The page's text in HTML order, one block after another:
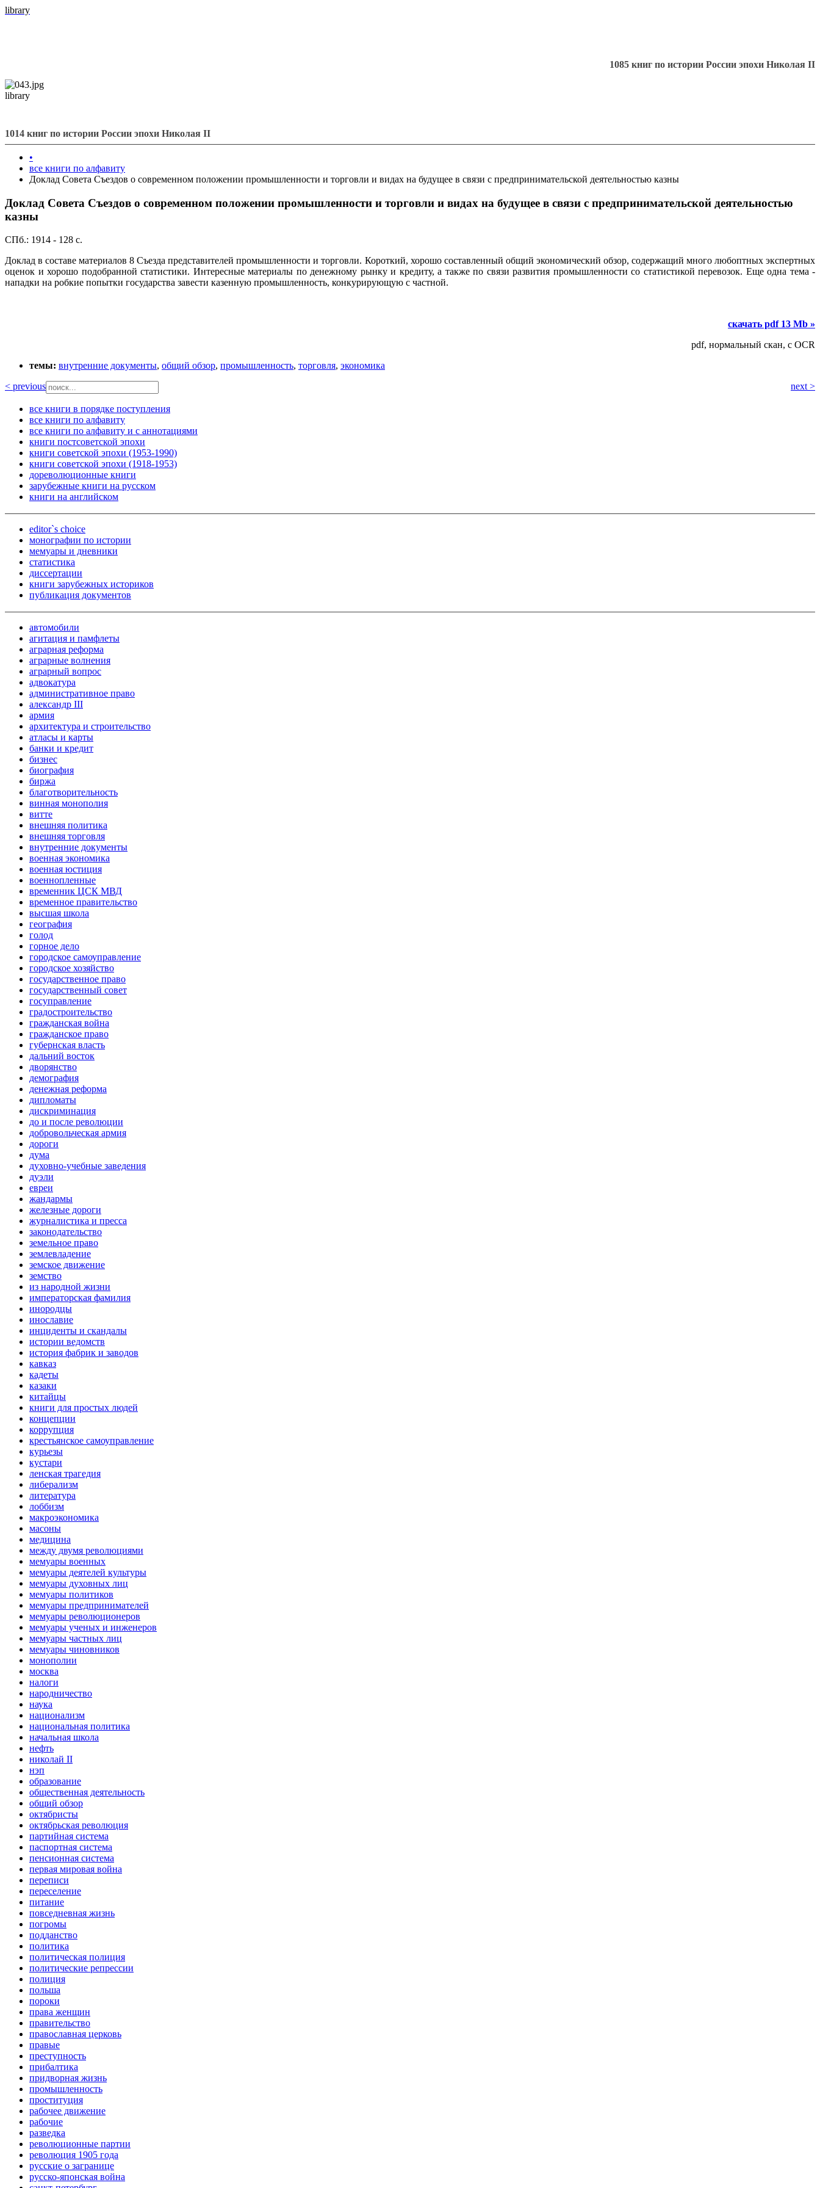
library
1085 книг по истории России эпохи Николая II
library
1014 книг по истории России эпохи Николая II
•
все книги по алфавиту
Доклад Совета Съездов о современном положении промышленности и торговли и видах на будущее в связи с предпринимательской деятельностью казны
Доклад Совета Съездов о современном положении промышленности и торговли и видах на будущее в связи с предпринимательской деятельностью
казны
СПб.: 1914 - 128 с.
Доклад в составе материалов 8 Съезда представителей промышленности и торговли. Короткий, хорошо составленный общий экономический обзор, содержащий много любоптных экспертных
оценок и хорошо подобранной статистики. Интересные материалы по денежному рынку и кредиту, а также по связи развития промышленности со статистикой перевозок. Еще одна тема -
нападки на робкие попытки государства завести казенную промышленность, конкурирующую с частной.
скачать pdf 13 Mb »
pdf, нормальный скан, с OCR
темы: внутренние документы, общий обзор, промышленность, торговля, экономика
< previous
next >
все книги в порядке поступления
все книги по алфавиту
все книги по алфавиту и с аннотациями
книги постсоветской эпохи
книги советской эпохи (1953-1990)
книги советской эпохи (1918-1953)
дореволюционные книги
зарубежные книги на русском
книги на английском
editor`s choice
монографии по истории
мемуары и дневники
статистика
диссертации
книги зарубежных историков
публикация документов
автомобили
агитация и памфлеты
аграрная реформа
аграрные волнения
аграрный вопрос
адвокатура
административное право
александр III
армия
архитектура и строительство
атласы и карты
банки и кредит
бизнес
биография
биржа
благотворительность
винная монополия
витте
внешняя политика
внешняя торговля
внутренние документы
военная экономика
военная юстиция
военнопленные
временник ЦСК МВД
временное правительство
высшая школа
география
голод
горное дело
городское самоуправление
городское хозяйство
государственное право
государственный совет
госуправление
градостроительство
гражданская война
гражданское право
губернская власть
дальний восток
дворянство
демография
денежная реформа
дипломаты
дискриминация
до и после революции
добровольческая армия
дороги
дума
духовно-учебные заведения
дуэли
евреи
жандармы
железные дороги
журналистика и пресса
законодательство
земельное право
землевладение
земское движение
земство
из народной жизни
императорская фамилия
инородцы
инославие
инциденты и скандалы
истории ведомств
история фабрик и заводов
кавказ
кадеты
казаки
китайцы
книги для простых людей
концепции
коррупция
крестьянское самоуправление
курьезы
кустари
ленская трагедия
либерализм
литература
лоббизм
макроэкономика
масоны
медицина
между двумя революциями
мемуары военных
мемуары деятелей культуры
мемуары духовных лиц
мемуары политиков
мемуары предпринимателей
мемуары революционеров
мемуары ученых и инженеров
мемуары частных лиц
мемуары чиновников
монополии
москва
налоги
народничество
наука
национализм
национальная политика
начальная школа
нефть
николай II
нэп
образование
общественная деятельность
общий обзор
октябристы
октябрьская революция
партийная система
паспортная система
пенсионная система
первая мировая война
переписи
переселение
питание
повседневная жизнь
погромы
подданство
политика
политическая полиция
политические репрессии
полиция
польша
пороки
права женщин
правительство
православная церковь
правые
преступность
прибалтика
придворная жизнь
промышленность
проституция
рабочее движение
рабочие
разведка
революционные партии
революция 1905 года
русские о загранице
русско-японская война